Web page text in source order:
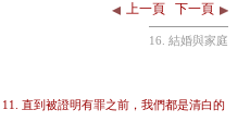
上一頁 下一頁
16. 結婚與家庭
11. 直到被證明有罪之前，我們都是清白的